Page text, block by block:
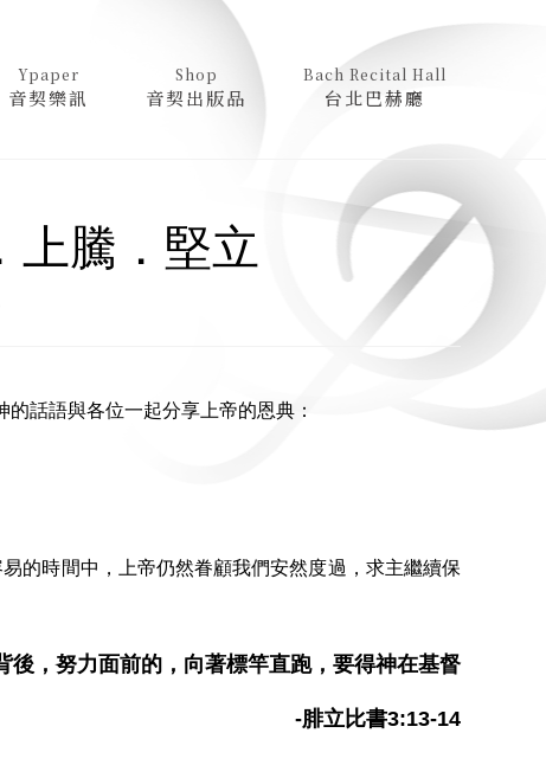
Ypaper
音契樂訊
Shop
音契出版品
Bach Recital Hall
台北巴赫廳
上騰．堅立
話語與各位一起分享上帝的恩典：
的時間中，上帝仍然眷顧我們安然度過，求主繼續保
，努力面前的，向著標竿直跑，要得神在基督
-腓立比書3:13-14